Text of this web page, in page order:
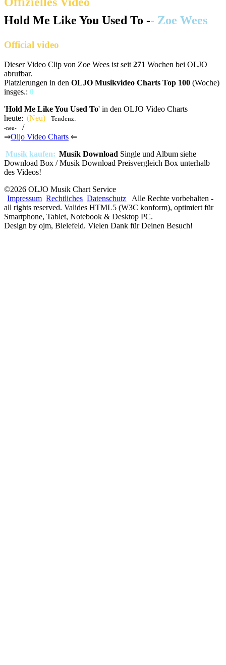
Hold Me Like You Used To -- Zoe Wees
Official video
Dieser Video Clip von Zoe Wees ist seit 271 Wochen bei OLJO
abrufbar.
Platzierungen in den OLJO Musikvideo Charts Top 100 (Woche)
insges.: 0
'Hold Me Like You Used To' in den OLJO Video Charts
heute: (Neu) Tendenz:
-neu-
/
⇒Oljo Video Charts ⇐
Musik kaufen: Musik Download Single und Album siehe
Download Box / Musik Download Preisvergleich Box unterhalb
des Videos!
©2026 OLJO Musik Chart Service
Impressum Rechtliches Datenschutz
Alle Rechte vorbehalten -
all rights reserved. Valides HTML5 (W3C konform), optimiert für
Smartphone, Tablet, Notebook & Desktop PC.
Design by ojm, Bielefeld. Vielen Dank für Deinen Besuch!